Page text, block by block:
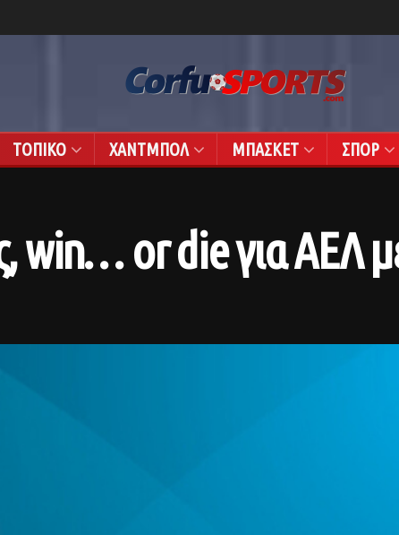
ΤΟΠΙΚΟ ΧΑΝΤΜΠΟΛ ΜΠΑΣΚΕΤ ΣΠΟΡ
win… or die για ΑΕΛ